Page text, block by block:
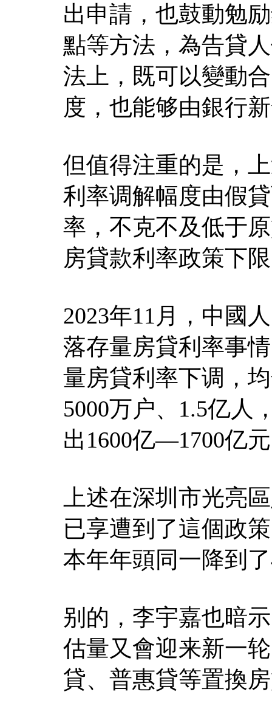
出申請，也鼓動勉
點等方法，為告貸
法上，既可以變動
度，也能够由銀行
但值得注重的是，
利率调解幅度由假
率，不克不及低于
房貸款利率政策下
2023年11月，中國
落存量房貸利率事
量房貸利率下调，
5000万户、1.5亿人
出1600亿—1700亿
上述在深圳市光亮
已享遭到了這個政
本年年頭同一降到
别的，李宇嘉也暗
估量又會迎来新一
貸、普惠貸等置換